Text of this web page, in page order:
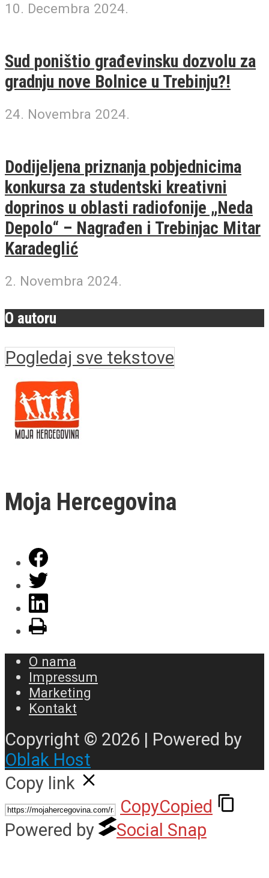
10. Decembra 2024.
Sud poništio građevinsku dozvolu za
gradnju nove Bolnice u Trebinju?!
24. Novembra 2024.
Dodijeljena priznanja pobjednicima
konkursa za studentski kreativni
doprinos u oblasti radiofonije „Neda
Depolo“ – Nagrađen i Trebinjac Mitar
Karadeglić
2. Novembra 2024.
O autoru
Pogledaj sve tekstove
Moja Hercegovina
O nama
Impressum
Marketing
Kontakt
Copyright © 2026 | Powered by
Oblak Host
Copy link
CopyCopied
Powered by
Social Snap